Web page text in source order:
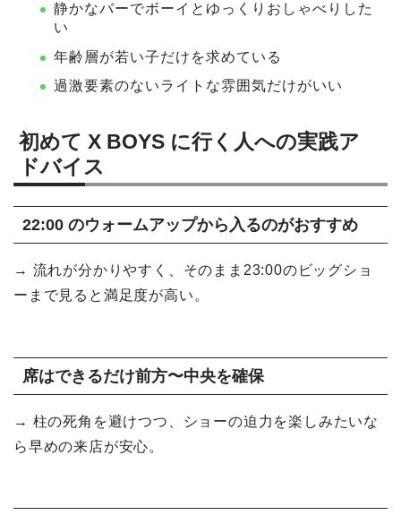
静かなバーでボーイとゆっくりおしゃべりした
い
年齢層が若い子だけを求めている
過激要素のないライトな雰囲気だけがいい
初めて X BOYS に行く人への実践ア
ドバイス
22:00 のウォームアップから入るのがおすすめ
→ 流れが分かりやすく、そのまま23:00のビッグショ
ーまで見ると満足度が高い。
席はできるだけ前方〜中央を確保
→ 柱の死角を避けつつ、ショーの迫力を楽しみたいな
ら早めの来店が安心。